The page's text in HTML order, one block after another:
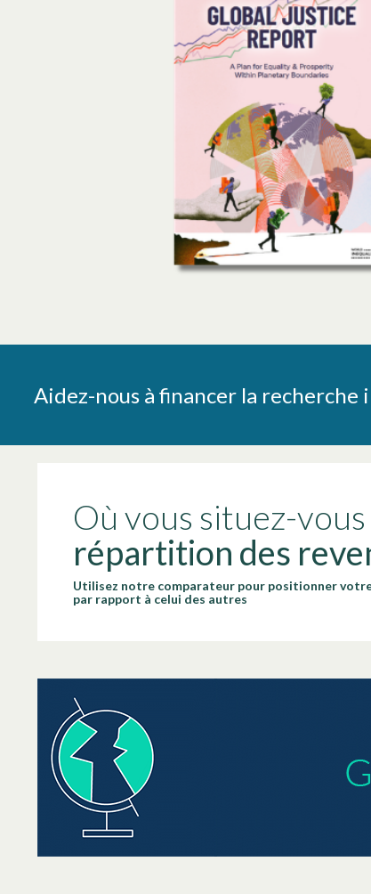
Aidez-nous à financer la recherche
Où vous situez-vous
répartition des
Utilisez notre comparateur pour positionner
par rapport à celui des autres